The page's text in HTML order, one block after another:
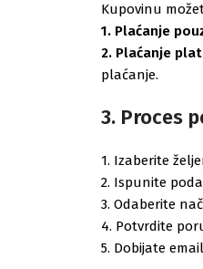
Kupovinu
1. Plaćanje
2. Plaćanje
plaćanje.
3. Proces
1. Izaberite
2. Ispunite
3. Odaberite
4. Potvrdite
5. Dobijate